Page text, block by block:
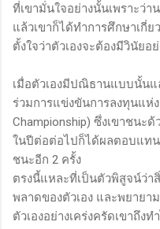
ที่เขามั่นใจอย่างนั้นเพราะว่
แล้วเขาก็ได้ทำการศึกษาเกี่
ตั้งใจว่าตัวเองจะต้องมีวินัยอ
เมื่อตัวเองมีปณิธานแบบนั้นแ
ร่วมการแข่งขันการลงทุนแห่ง
Championship) ซึ่งเขาชนะ
ในปีต่อต่อไปก็ได้ผลตอบแทน
ชนะอีก 2 ครั้ง
ตรงนี้แหละที่เป็นตัวพิสูจน์ว่า
พลาดของตัวเอง และพยาย
ตัวเองอย่างเคร่งครัดเขาถึงท